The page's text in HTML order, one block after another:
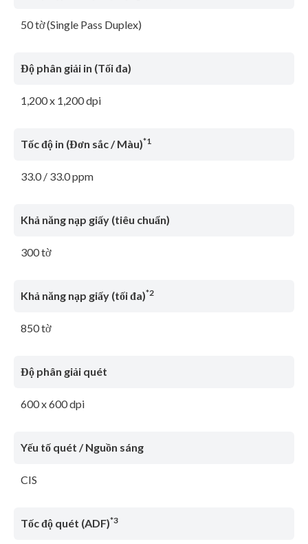
50 tờ (Single Pass Duplex)
Độ phân giải in (Tối đa)
1,200 x 1,200 dpi
Tốc độ in (Đơn sắc / Màu)*1
33.0 / 33.0 ppm
Khả năng nạp giấy (tiêu chuẩn)
300 tờ
Khả năng nạp giấy (tối đa)*2
850 tờ
Độ phân giải quét
600 x 600 dpi
Yếu tố quét / Nguồn sáng
CIS
Tốc độ quét (ADF)*3